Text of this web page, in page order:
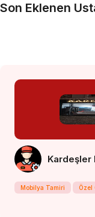
Son Eklenen
Kardeşler
Mobilya Tamiri Özel